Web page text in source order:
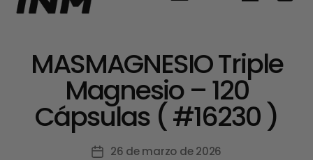
MASMAGNESIO Triple
Magnesio – 120
Cápsulas ( #16230 )
26 de marzo de 2026